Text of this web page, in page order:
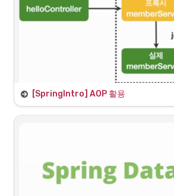
트)에서도 추상 클래스만이 아닌 구현 클래스(하
(= 직접 해당 계층에서 코드를 수정하고 있다.) 이
또한 기능을 확장하고자 클라이언트 코드(서비
다. 이는 OCP(확장개방 수정폐쇄) 위반이다.
변경된 서비스 소스코드
메서드의 시간을 측정해보자
씬 많은양을 차지하면서 가독성이 떨어지게 된다.
MemberService.java
의 시간 측정 코드를 추가
지만 좋은 코드는 아니다.
[SpringIntro] AOP 활용